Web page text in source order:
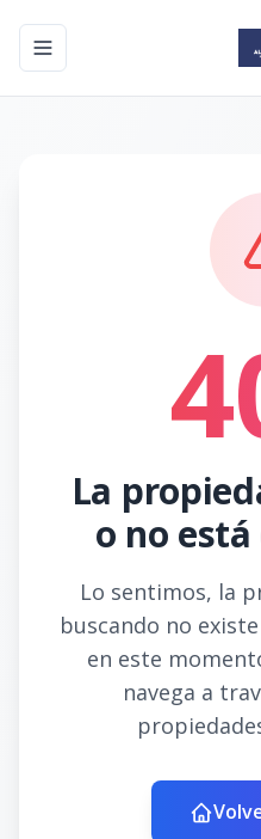
Toggle navigation menu
La
o no
Lo sentimos, la
buscando no
en este
navega a